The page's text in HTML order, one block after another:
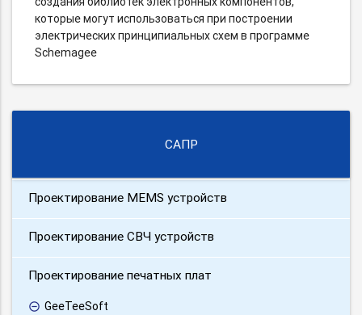
которые могут использоваться при построении
электрических принципиальных схем в программе
Schemagee
САПР
Проектирование MEMS устройств
Проектирование СВЧ устройств
Проектирование печатных плат
GeeTeeSoft